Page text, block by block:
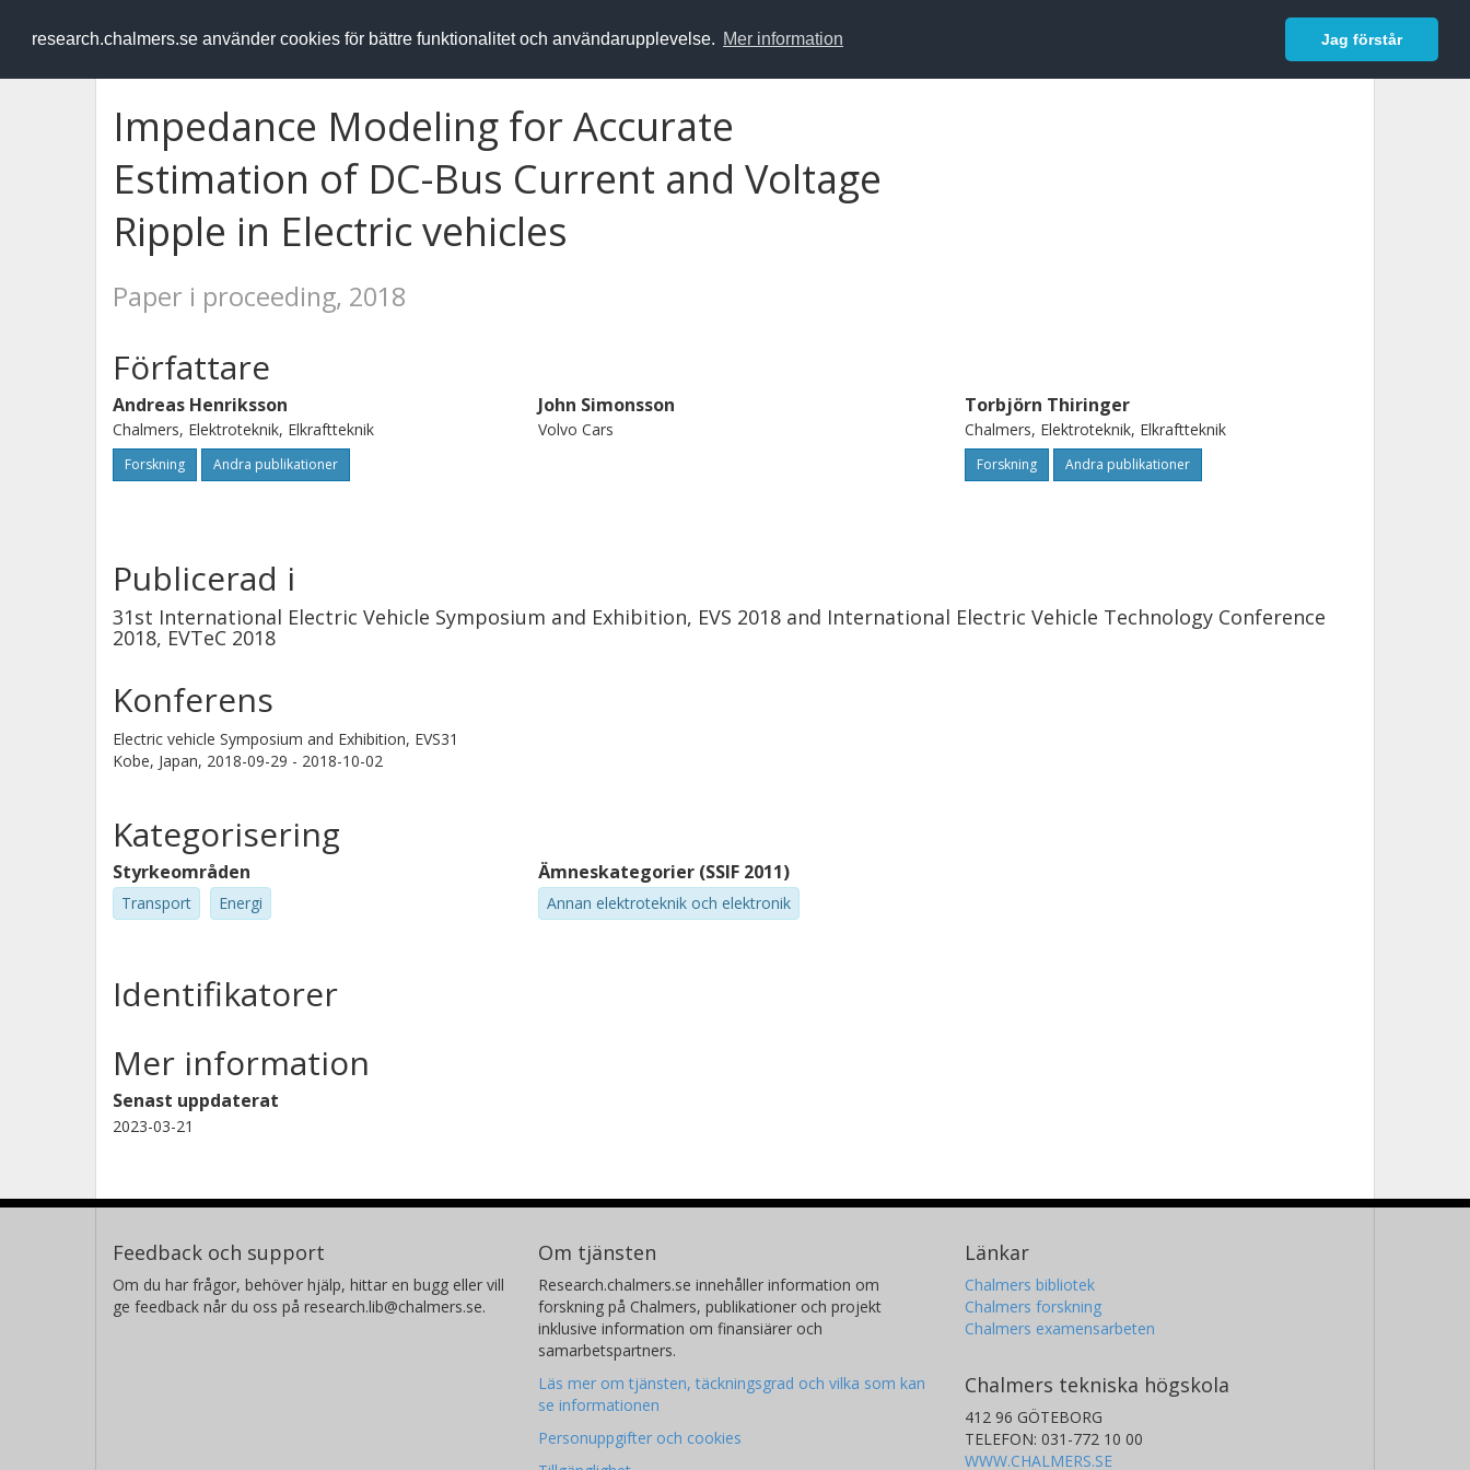
research.chalmers.se använder cookies för bättre funktionalitet och användarupplevelse. Mer information Jag förstår
RESEARCH.chalmers.se Logga in
Impedance Modeling for Accurate
Estimation of DC-Bus Current and Voltage
Ripple in Electric vehicles
Paper i proceeding, 2018
Författare
Andreas Henriksson
Chalmers, Elektroteknik, Elkraftteknik
Forskning Andra publikationer
John Simonsson
Volvo Cars
Torbjörn Thiringer
Chalmers, Elektroteknik, Elkraftteknik
Forskning Andra publikationer
Publicerad i
31st International Electric Vehicle Symposium and Exhibition, EVS 2018 and International Electric Vehicle Technology Conference
2018, EVTeC 2018
Konferens
Electric vehicle Symposium and Exhibition, EVS31
Kobe, Japan, 2018-09-29 - 2018-10-02
Kategorisering
Styrkeområden
Transport Energi
Ämneskategorier (SSIF 2011)
Annan elektroteknik och elektronik
Identifikatorer
Mer information
Senast uppdaterat
2023-03-21
Feedback och support
Om du har frågor, behöver hjälp, hittar en bugg eller vill
ge feedback når du oss på research.lib@chalmers.se.
Om tjänsten
Research.chalmers.se innehåller information om
forskning på Chalmers, publikationer och projekt
inklusive information om finansiärer och
samarbetspartners.
Läs mer om tjänsten, täckningsgrad och vilka som kan
se informationen
Personuppgifter och cookies
Länkar
Chalmers bibliotek
Chalmers forskning
Chalmers examensarbeten
Chalmers tekniska högskola
412 96 GÖTEBORG
TELEFON: 031-772 10 00
WWW.CHALMERS.SE